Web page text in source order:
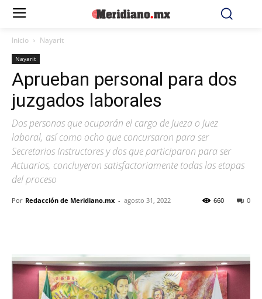
Inicio Nayarit
Nayarit
Aprueban personal para dos
juzgados laborales
Dos personas que ocuparán el cargo de Jueza o Juez
laboral, así como ocho que concursaron para ser
Secretarios Instructores y dos que participaron para ser
Actuarios, concluyeron satisfactoriamente todas las etapas
del proceso
Por Redacción de Meridiano.mx - agosto 31, 2022 0
660